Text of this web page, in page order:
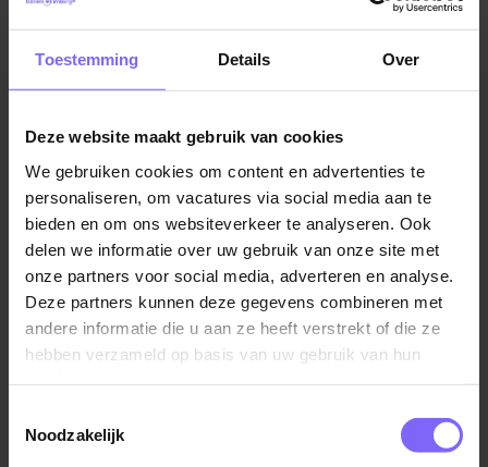
Toestemming Details Over
Deze website maakt gebruik van cookies
We gebruiken cookies om content en advertenties te
personaliseren, om vacatures via social media aan te
bieden en om ons websiteverkeer te analyseren. Ook
delen we informatie over uw gebruik van onze site met
onze partners voor social media, adverteren en analyse.
Deze partners kunnen deze gegevens combineren met
andere informatie die u aan ze heeft verstrekt of die ze
hebben verzameld op basis van uw gebruik van hun
Noodzakelijk
Financieel Administratief
Medewerker
Sittard
Sittard